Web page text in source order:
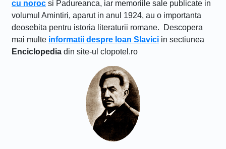
cu noroc si Padureanca, iar memoriile sale publicate in
volumul Amintiri, aparut in anul 1924, au o importanta
deosebita pentru istoria literaturii romane. Descopera
mai multe informatii despre Ioan Slavici in sectiunea
Enciclopedia din site-ul clopotel.ro